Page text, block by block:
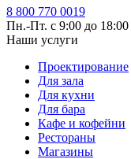
8 800 770 0019
Пн.-Пт. с 9:00 до 18:00
Наши услуги
Проектирование
Для зала
Для кухни
Для бара
Кафе и кофейни
Рестораны
Магазины